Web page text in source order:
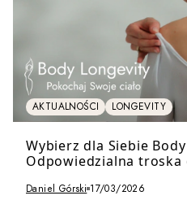
AKTUALNOŚCI LONGEVITY
Wybierz dla Siebie
Odpowiedzialna
Daniel Górski 17/03/2026